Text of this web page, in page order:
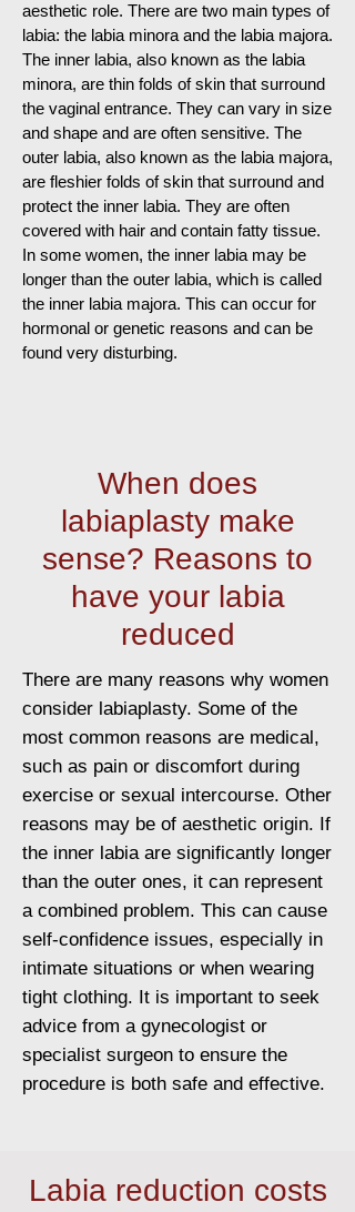
aesthetic role. There are two main types of
labia: the labia minora and the labia majora.
The inner labia, also known as the labia
minora, are thin folds of skin that surround
the vaginal entrance. They can vary in size
and shape and are often sensitive. The
outer labia, also known as the labia majora,
are fleshier folds of skin that surround and
protect the inner labia. They are often
covered with hair and contain fatty tissue.
In some women, the inner labia may be
longer than the outer labia, which is called
the inner labia majora. This can occur for
hormonal or genetic reasons and can be
found very disturbing.
When does
labiaplasty make
sense? Reasons to
have your labia
reduced
There are many reasons why women
consider labiaplasty. Some of the
most common reasons are medical,
such as pain or discomfort during
exercise or sexual intercourse. Other
reasons may be of aesthetic origin. If
the inner labia are significantly longer
than the outer ones, it can represent
a combined problem. This can cause
self-confidence issues, especially in
intimate situations or when wearing
tight clothing. It is important to seek
advice from a gynecologist or
specialist surgeon to ensure the
procedure is both safe and effective.
Labia reduction costs